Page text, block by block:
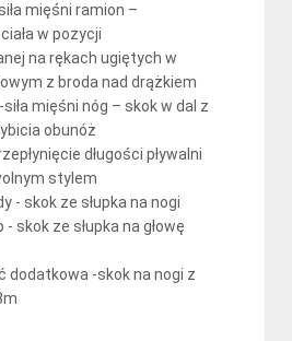
mięśni ramion –
w pozycji
na rękach ugiętych w
z broda nad drążkiem
mięśni nóg – skok w dal z
obunóż
długości pływalni
stylem
- skok ze słupka na nogi
skok ze słupka na głowę
dodatkowa -skok na nogi z